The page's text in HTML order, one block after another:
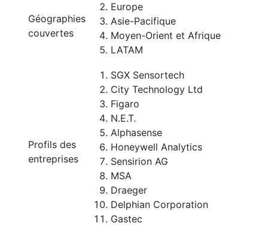
Géographies
couvertes
Europe
Asie-Pacifique
Moyen-Orient et Afrique
LATAM
Profils des
entreprises
SGX Sensortech
City Technology Ltd
Figaro
N.E.T.
Alphasense
Honeywell Analytics
Sensirion AG
MSA
Draeger
Delphian Corporation
Gastec